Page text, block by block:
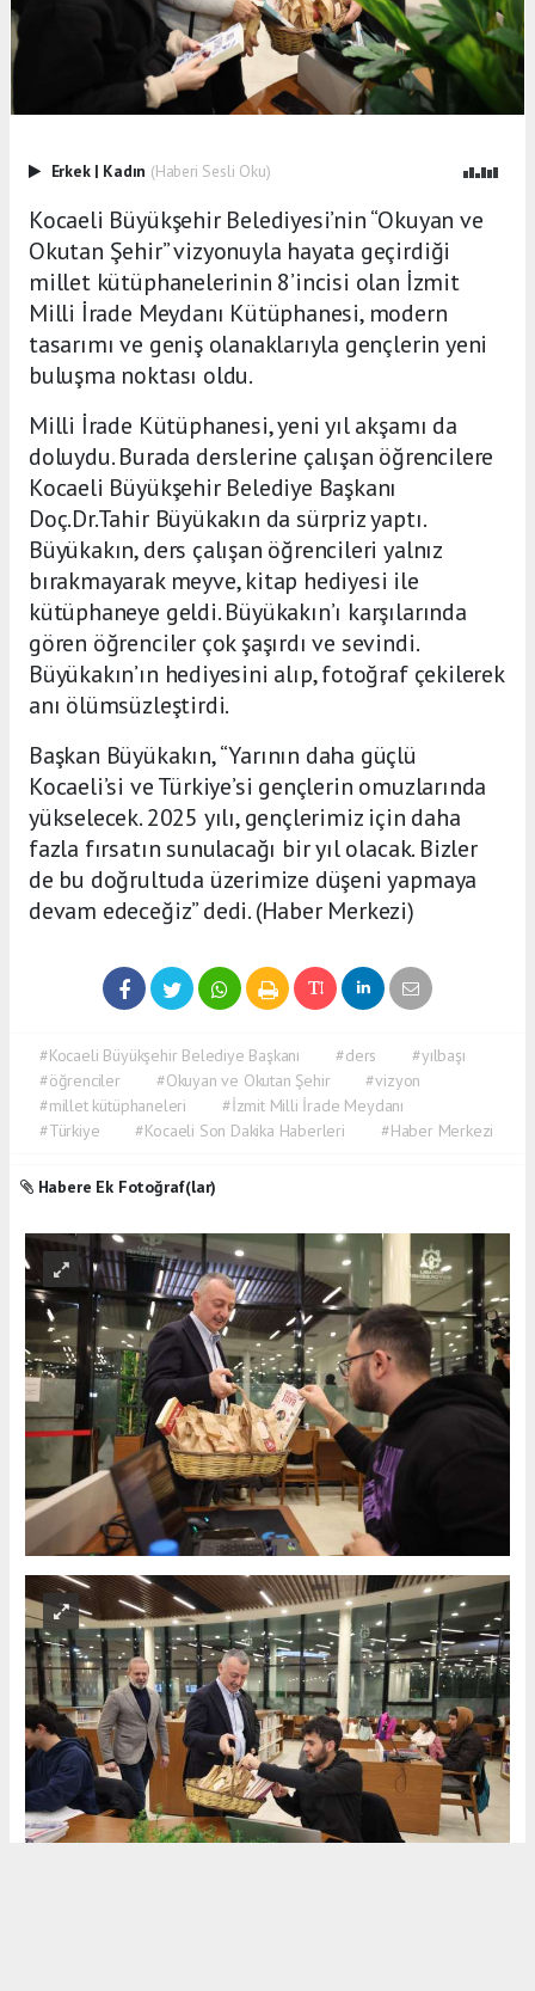
Erkek | Kadın (Haberi Sesli Oku)
Kocaeli Büyükşehir Belediyesi’nin “Okuyan ve
Okutan Şehir” vizyonuyla hayata geçirdiği
millet kütüphanelerinin 8’incisi olan İzmit
Milli İrade Meydanı Kütüphanesi, modern
tasarımı ve geniş olanaklarıyla gençlerin yeni
buluşma noktası oldu.
Milli İrade Kütüphanesi, yeni yıl akşamı da
doluydu. Burada derslerine çalışan öğrencilere
Kocaeli Büyükşehir Belediye Başkanı
Doç.Dr.Tahir Büyükakın da sürpriz yaptı.
Büyükakın, ders çalışan öğrencileri yalnız
bırakmayarak meyve, kitap hediyesi ile
kütüphaneye geldi. Büyükakın’ı karşılarında
gören öğrenciler çok şaşırdı ve sevindi.
Büyükakın’ın hediyesini alıp, fotoğraf çekilerek
anı ölümsüzleştirdi.
Başkan Büyükakın, “Yarının daha güçlü
Kocaeli’si ve Türkiye’si gençlerin omuzlarında
yükselecek. 2025 yılı, gençlerimiz için daha
fazla fırsatın sunulacağı bir yıl olacak. Bizler
de bu doğrultuda üzerimize düşeni yapmaya
devam edeceğiz” dedi. (Haber Merkezi)
#Kocaeli Büyükşehir Belediye Başkanı #ders
#yılbaşı
#öğrenciler
#Okuyan ve Okutan Şehir
#vizyon
#millet kütüphaneleri
#İzmit Milli İrade Meydanı
#Türkiye
#Kocaeli Son Dakika Haberleri #Haber Merkezi
Habere Ek Fotoğraf(lar)